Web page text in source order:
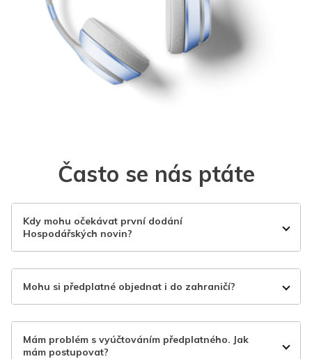
Často se nás ptáte
Kdy mohu očekávat první dodání
Hospodářských novin?
Mohu si předplatné objednat i do zahraničí?
Mám problém s vyúčtováním předplatného. Jak
mám postupovat?